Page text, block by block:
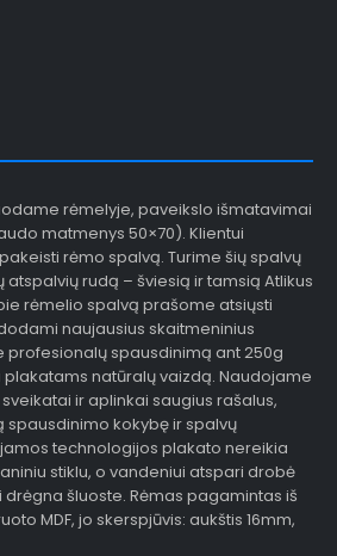
rėmelyje, paveikslo išmatavimai
matmenys 50×70). Klientui
rėmo spalvą. Turime šių spalvų
atspalvių rudą – šviesią ir tamsią Atlikus
rėmelio spalvą prašome atsiųsti
naujausius skaitmeninius
profesionalų spausdinimą ant 250g
natūralų vaizdą. Naudojame
ir aplinkai saugius rašalus,
kokybę ir spalvų
technologijos plakato nereikia
stiklu, o vandeniui atspari drobė
šluoste. Rėmas pagamintas iš
MDF, jo skerspjūvis: aukštis 16mm,